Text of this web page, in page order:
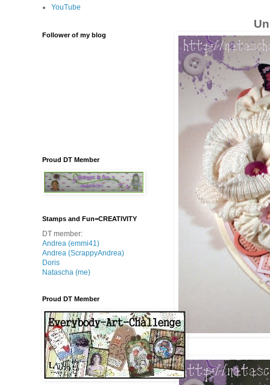
YouTube
Follower of my blog
Proud DT Member
Stamps and Fun=CREATIVITY
DT member:
Andrea (emmi41)
Andrea (ScrappyAndrea)
Doris
Natascha (me)
Proud DT Member